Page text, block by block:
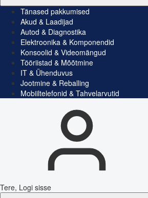
Tänased pakkumised
Akud & Laadijad
Autod & Diagnostika
Elektroonika & Komponendid
Konsoolid & Videomängud
Tööriistad & Mõõtmine
IT & Ühenduvus
Jootmine & Reballing
Mobiiltelefonid & Tahvelarvutid
Tere, Logi sisse